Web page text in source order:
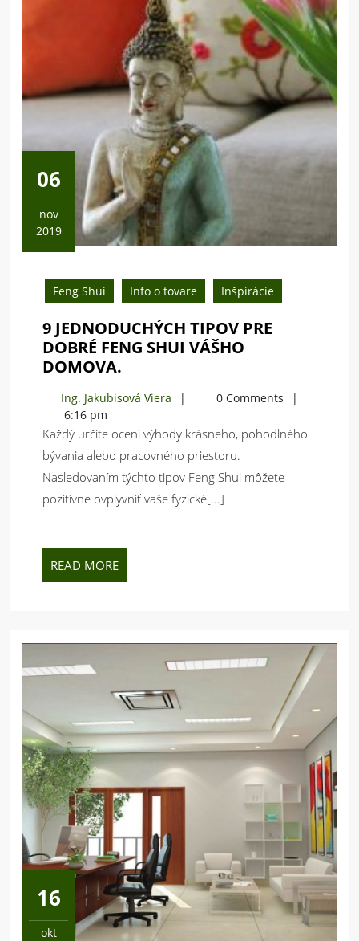
06
nov
2019
2019
Feng Shui Info o tovare Inšpirácie
9 JEDNODUCHÝCH TIPOV PRE
DOBRÉ FENG SHUI VÁŠHO
DOMOVA.
TIPOV
DOBRÉ
FENG
SHUI
VÁŠHO
Ing. Jakubisová VieraIng.
Viera
0 Comments
6:16 pm
Každý určite ocení výhody krásneho, pohodlného
bývania alebo pracovného priestoru.
Nasledovaním týchto tipov Feng Shui môžete
pozitívne ovplyvniť vaše fyzické[...]
READ MOREREAD
MORE
16
okt